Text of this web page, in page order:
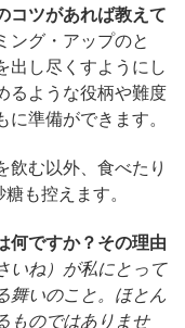
コツがあれば教えて
ング・アップのと
出し尽くすようにし
るような役柄や難度
準備ができます。
飲む以外、食べたり
も控えます。
何ですか？その理由
いね）が私にとって
舞いのこと。ほとん
ものではありませ